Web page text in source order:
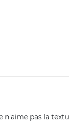
n'aime pas la